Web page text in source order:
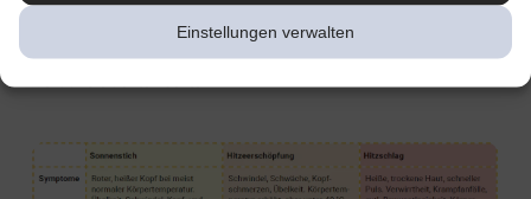
Einstellungen verwalten
Grad oder einfach nur die drückende Hitze in der Stadt:
Hitzeerkrankungen können mitunter lebensbedrohlich sein.